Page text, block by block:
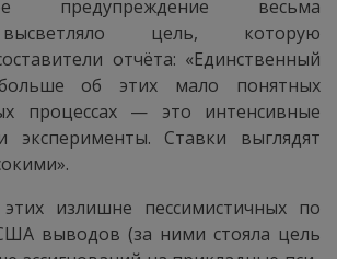
предупреждение весьма
цель, которую
отчёта: «Единственный
об этих мало понятных
процессах — это интенсивные
эксперименты. Ставки выглядят
излишне пессимистичных по
выводов (за ними стояла цель